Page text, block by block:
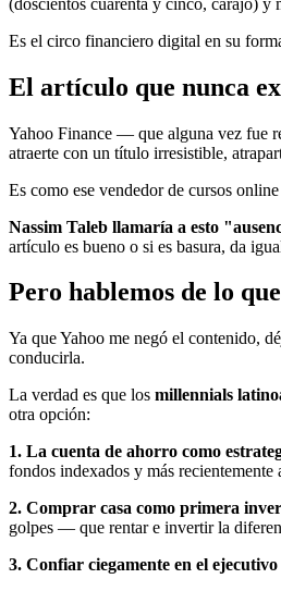
Es el circo financiero digital en su
El artículo que nunca
Yahoo Finance — que alguna vez fue
atraerte con un título irresistible,
Es como ese vendedor de cursos
Nassim Taleb llamaría a esto
artículo es bueno o si es basura, da
Pero hablemos de lo
Ya que Yahoo me negó el contenido,
conducirla.
La verdad es que los millennials
otra opción:
1. La cuenta de ahorro como
fondos indexados y más recientemente
2. Comprar casa como primera
golpes — que rentar e invertir la
3. Confiar ciegamente en el